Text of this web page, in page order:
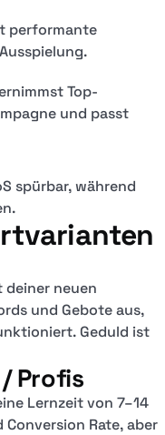
performante
Top-
und passt
spürbar, während
deiner neuen
und Gebote aus,
Geduld ist
Profis
Lernzeit von 7–14
Conversion Rate, aber